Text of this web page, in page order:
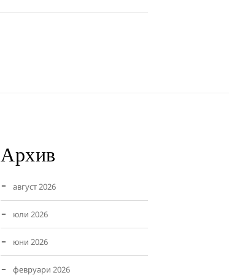
Архив
август 2026
юли 2026
юни 2026
февруари 2026